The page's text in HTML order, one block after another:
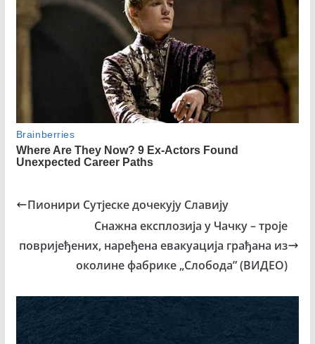
Пионири Сутјеске дочекују Славију
Снажна експлозија у Чачку – троје
повријеђених, наређена евакуација грађана из
околине фабрике „Слобода” (ВИДЕО)